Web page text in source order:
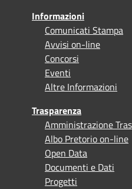
Informazioni
Comunicati Stampa
Avvisi on-line
Concorsi
Eventi
Altre Informazioni
Trasparenza
Amministrazione
Albo Pretorio on-line
Open Data
Documenti e Dati
Progetti